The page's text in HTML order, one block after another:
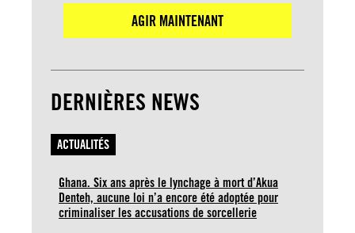
AGIR MAINTENANT
DERNIÈRES NEWS
ACTUALITÉS
Ghana. Six ans après le lynchage à mort d’Akua
Denteh, aucune loi n’a encore été adoptée pour
criminaliser les accusations de sorcellerie